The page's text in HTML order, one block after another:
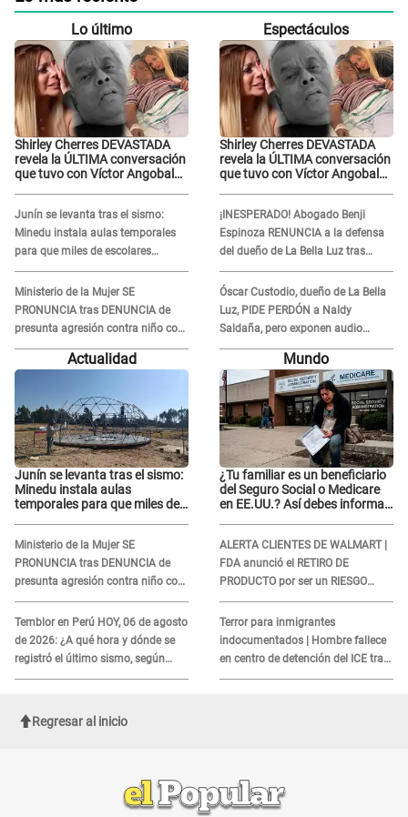
Lo último
Shirley Cherres DEVASTADA
revela la ÚLTIMA conversación
que tuvo con Víctor Angobaldo
Junín se levanta tras el sismo:
Minedu instala aulas temporales
para que miles de escolares
vuelvan a clases
Ministerio de la Mujer SE
PRONUNCIA tras DENUNCIA de
presunta agresión contra niño con
autismo en Surco
Espectáculos
Shirley Cherres DEVASTADA
revela la ÚLTIMA conversación
que tuvo con Víctor Angobaldo
¡INESPERADO! Abogado Benji
Espinoza RENUNCIA a la defensa
del dueño de La Bella Luz tras
difusión de POLÉMICO audio:
"Nada que defender"
Óscar Custodio, dueño de La Bella
Luz, PIDE PERDÓN a Naldy
Saldaña, pero exponen audio
donde le reclama por VIDEOS: "No
hay necesidad de grabar"
Actualidad
Junín se levanta tras el sismo:
Minedu instala aulas
temporales para que miles de
Ministerio de la Mujer SE
PRONUNCIA tras DENUNCIA de
presunta agresión contra niño con
autismo en Surco
Temblor en Perú HOY, 06 de agosto
de 2026: ¿A qué hora y dónde se
registró el último sismo, según
IGP?
Mundo
¿Tu familiar es un beneficiario
del Seguro Social o Medicare
en EE.UU.? Así debes informar
ALERTA CLIENTES DE WALMART |
FDA anunció el RETIRO DE
PRODUCTO por ser un RIESGO
MORTAL para consumidores: ¿Cuál
es?
Terror para inmigrantes
indocumentados | Hombre fallece
en centro de detención del ICE tras
sufrir una "emergencia médica"
Regresar al inicio